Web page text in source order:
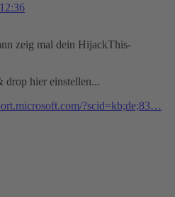
zeig mal dein HijackThis-
drop hier einstellen...
?scid=kb;de;83…